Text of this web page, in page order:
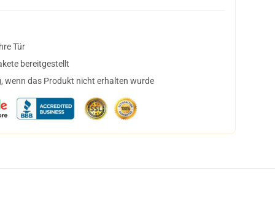
Tür
bereitgestellt
wenn das Produkt nicht erhalten wurde